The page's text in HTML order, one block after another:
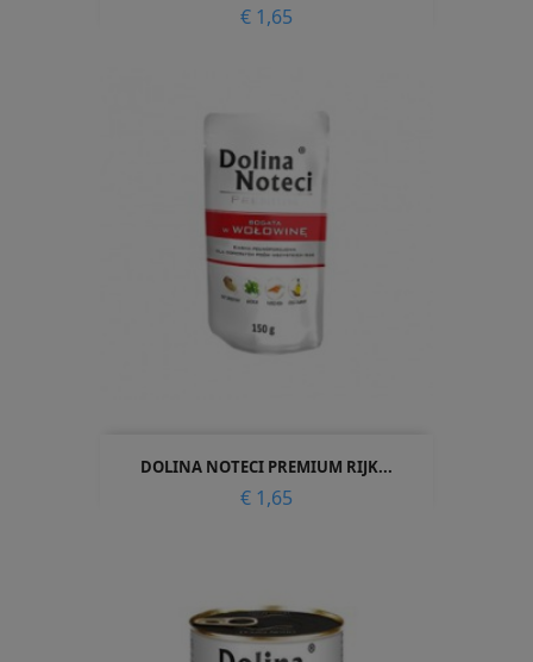
Prijs
€ 1,65
DOLINA NOTECI PREMIUM RIJK...
Prijs
€ 1,65